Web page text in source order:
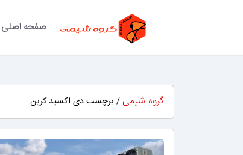
صفحه اصلی
گروه شیمی / برچسب دی اکسید کربن